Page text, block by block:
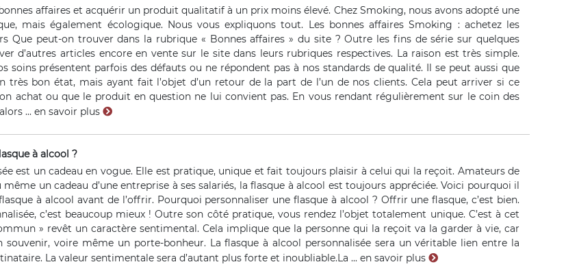
affaires et acquérir un produit qualitatif à un prix moins élevé. Chez Smoking, nous avons adopté une
mais également écologique. Nous vous expliquons tout. Les bonnes affaires Smoking : achetez les
Que peut-on trouver dans la rubrique « Bonnes affaires » du site ? Outre les fins de série sur quelques
d’autres articles encore en vente sur le site dans leurs rubriques respectives. La raison est très simple.
soins présentent parfois des défauts ou ne répondent pas à nos standards de qualité. Il se peut aussi que
très bon état, mais ayant fait l’objet d’un retour de la part de l’un de nos clients. Cela peut arriver si ce
achat ou que le produit en question ne lui convient pas. En vous rendant régulièrement sur le coin des
... en savoir plus
à alcool ?
est un cadeau en vogue. Elle est pratique, unique et fait toujours plaisir à celui qui la reçoit. Amateurs de
un cadeau d’une entreprise à ses salariés, la flasque à alcool est toujours appréciée. Voici pourquoi il
à alcool avant de l’offrir. Pourquoi personnaliser une flasque à alcool ? Offrir une flasque, c’est bien.
c’est beaucoup mieux ! Outre son côté pratique, vous rendez l’objet totalement unique. C’est à cet
» revêt un caractère sentimental. Cela implique que la personne qui la reçoit va la garder à vie, car
souvenir, voire même un porte-bonheur. La flasque à alcool personnalisée sera un véritable lien entre la
La valeur sentimentale sera d’autant plus forte et inoubliable.La ... en savoir plus